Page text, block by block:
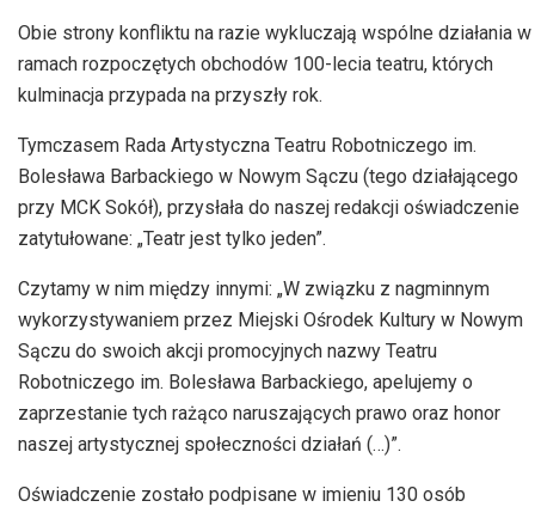
Obie strony konfliktu na razie wykluczają wspólne działania w
ramach rozpoczętych obchodów 100-lecia teatru, których
kulminacja przypada na przyszły rok.
Tymczasem Rada Artystyczna Teatru Robotniczego im.
Bolesława Barbackiego w Nowym Sączu (tego działającego
przy MCK Sokół), przysłała do naszej redakcji oświadczenie
zatytułowane: „Teatr jest tylko jeden”.
Czytamy w nim między innymi: „W związku z nagminnym
wykorzystywaniem przez Miejski Ośrodek Kultury w Nowym
Sączu do swoich akcji promocyjnych nazwy Teatru
Robotniczego im. Bolesława Barbackiego, apelujemy o
zaprzestanie tych rażąco naruszających prawo oraz honor
naszej artystycznej społeczności działań (…)”.
Oświadczenie zostało podpisane w imieniu 130 osób